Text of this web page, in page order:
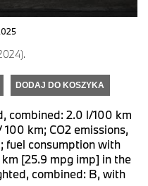
DODAJ DO KOSZYKA
combined: 2.0 l/100 km
km; CO2 emissions,
fuel consumption with
[25.9 mpg imp] in the
combined: B, with